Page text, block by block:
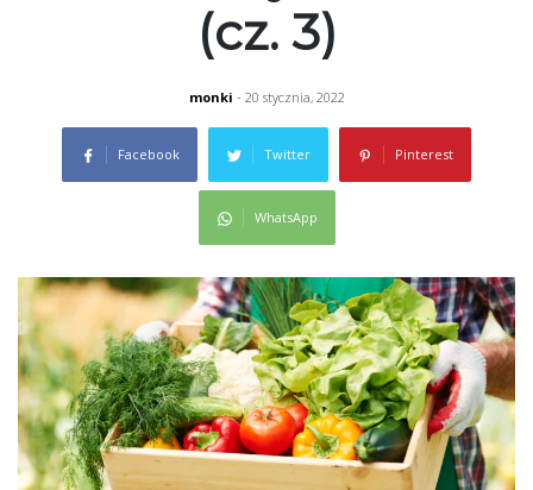
(cz. 3)
monki - 20 stycznia, 2022
Facebook Twitter Pinterest
WhatsApp